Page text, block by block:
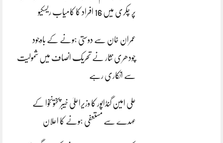
پر چکری میں 16 افراد کا کامیاب ریسکیو
عمران خان سے دوستی ہونے کے باوجود
چودھری نثار نے تحریک انصاف میں شمولیت
سے انکاری رہے
علی امین گنڈاپور کا وزیراعلیٰ خیبرپختونخوا کے
عہدے سے مستعفی ہونے کا اعلان